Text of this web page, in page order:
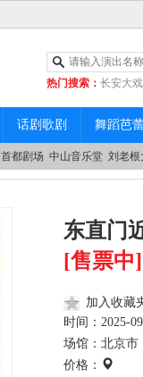
热门搜索： 长安大
|中山音乐堂
话剧歌剧 舞蹈芭
首都剧场 中山音乐堂 刘老根
东直门
[售票中]
加入收藏
时间： 2025-
场馆：北京市
价格：